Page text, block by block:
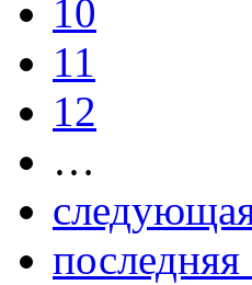
10
11
12
…
последняя